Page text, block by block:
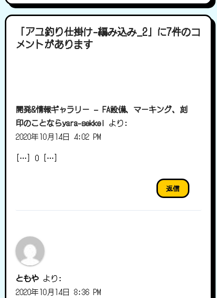
「アユ釣り仕掛け-編み込み_2」に7件のコ
メントがあります
開発&情報ギャラリー – FA設備、マーキング、刻
印のことならyara-sekkei より:
2020年10月14日 4:02 PM
[…] 0 […]
返信
ともや より:
2020年10月14日 8:36 PM